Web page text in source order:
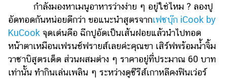
กำลังมองหาเมนูอาหารว่างง่าย ๆ อยู่ใช่ไหม ? ลองปู
อัดทอดกันหน่อยดีกว่า ขอแนะนำสูตรจากเฟซบุ๊ก iCook by
KuCook จุดเด่นคือ ฉีกปูอัดเป็นเส้นฝอยแล้วนำไปทอด
หน้าตาเหมือนเฟรนช์ฟรายส์เลยค่ะคุณขา เสิร์ฟพร้อมน้ำจิ้ม
วาซาบิสูตรเด็ด ส่วนผสมต่าง ๆ ราคาอยู่ที่ประมาณ 60 บาท
เท่านั้น ทำกินเล่นเพลิน ๆ ระหว่างดูซีรีส์เกาหลีคงฟินเว่อร์